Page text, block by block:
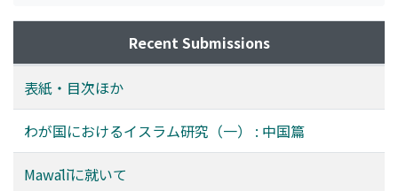
Recent Submissions
表紙・目次ほか
わが国におけるイスラム研究（一） : 中国篇
Mawālīに就いて